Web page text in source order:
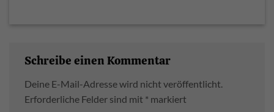
Schreibe einen Kommentar
Deine E-Mail-Adresse wird nicht veröffentlicht.
Erforderliche Felder sind mit * markiert